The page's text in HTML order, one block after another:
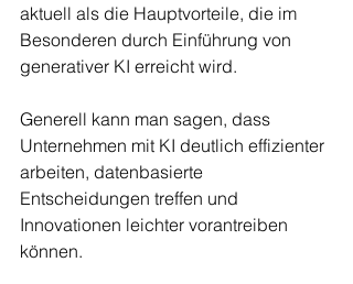
aktuell als die Hauptvorteile, die im
Besonderen durch Einführung von
generativer KI erreicht wird.
Generell kann man sagen, dass
Unternehmen mit KI deutlich effizienter
arbeiten, datenbasierte
Entscheidungen treffen und
Innovationen leichter vorantreiben
können.